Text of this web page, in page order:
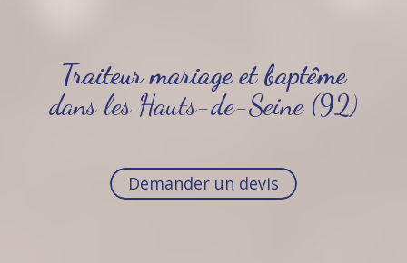
Traiteur mariage et baptême
dans les Hauts-de-Seine (92)
Demander un devis